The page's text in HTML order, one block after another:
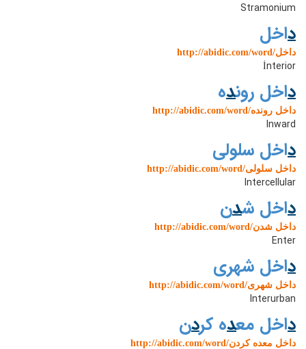
Stramonium
داخل
http://abidic.com/word/داخل
İnterior
داخل رونده
http://abidic.com/word/داخل رونده
Inward
داخل سلولی
http://abidic.com/word/داخل سلولی
Intercellular
داخل شدن
http://abidic.com/word/داخل شدن
Enter
داخل شهری
http://abidic.com/word/داخل شهری
Interurban
داخل معده کردن
http://abidic.com/word/داخل معده کردن